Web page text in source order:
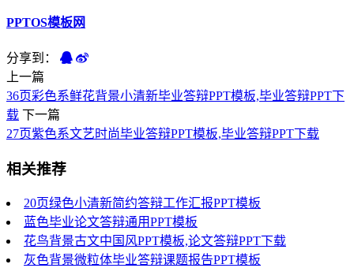
PPTOS模板网
分享到：
上一篇
36页彩色系鲜花背景小清新毕业答辩PPT模板,毕业答辩PPT下
载 下一篇
27页紫色系文艺时尚毕业答辩PPT模板,毕业答辩PPT下载
相关推荐
20页绿色小清新简约答辩工作汇报PPT模板
蓝色毕业论文答辩通用PPT模板
花鸟背景古文中国风PPT模板,论文答辩PPT下载
灰色背景微粒体毕业答辩课题报告PPT模板